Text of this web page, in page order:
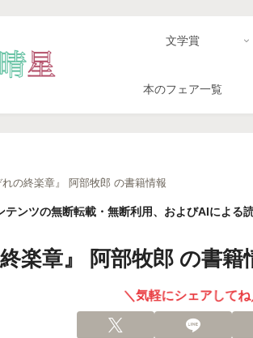
文学賞
本のフェア一覧
れの終楽章』 阿部牧郎 の書籍情報
ンツの無断転載・無断利用、およびAIによる
楽章』 阿部牧郎 の書籍
＼気軽にシェアしてね